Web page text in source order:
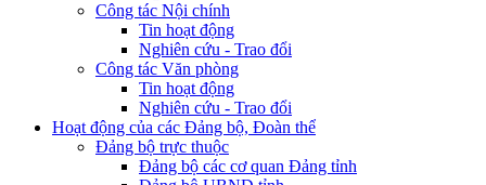
Công tác Nội chính
Tin hoạt động
Nghiên cứu - Trao đổi
Công tác Văn phòng
Tin hoạt động
Nghiên cứu - Trao đổi
Hoạt động của các Đảng bộ, Đoàn thể
Đảng bộ trực thuộc
Đảng bộ các cơ quan Đảng tỉnh